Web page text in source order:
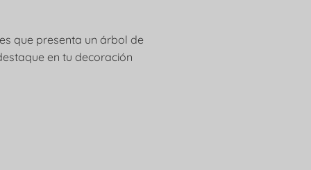
que presenta un árbol de
en tu decoración